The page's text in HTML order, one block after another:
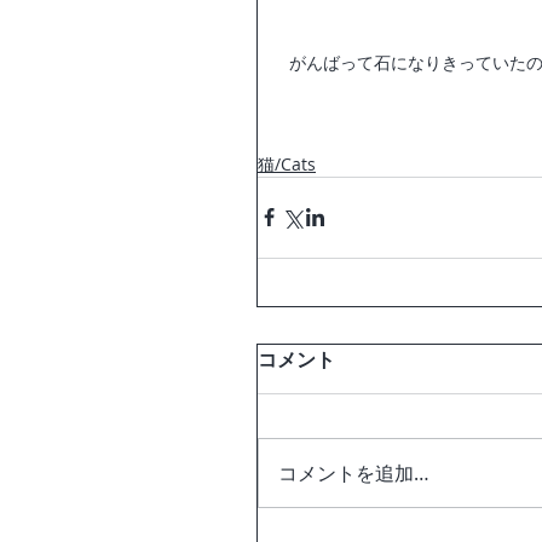
がんばって石になりきっていた
猫/Cats
コメント
コメントを追加…